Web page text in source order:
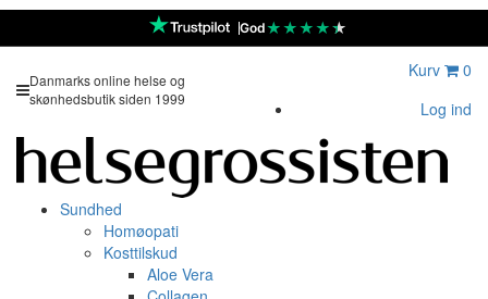
God★★★★★
Danmarks online helse og
skønhedsbutik siden 1999
Kurv
0
Log ind
Sundhed
Homøopati
Kosttilskud
Aloe Vera